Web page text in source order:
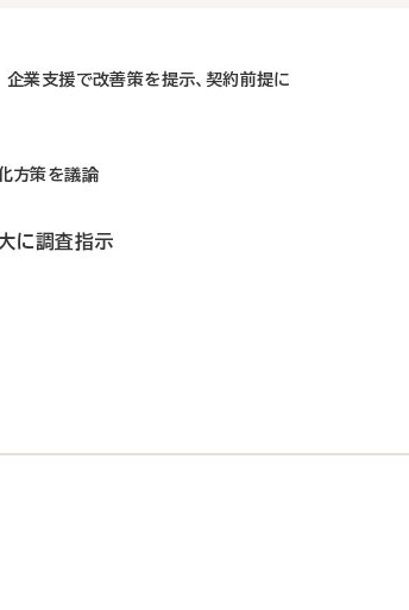
業支援で改善策を提示、契約前提に
方策を議論
に調査指示